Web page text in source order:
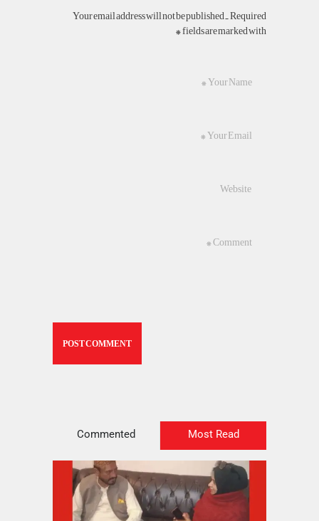
Your email address will not be published. Required
fields are marked with *
Most Read
Commented